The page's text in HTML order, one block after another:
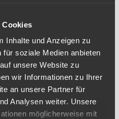
Cookies
Inhalte und Anzeigen zu
soziale Medien anbieten
unsere Website zu
wir Informationen zu Ihrer
an unsere Partner für
Analysen weiter. Unsere
möglicherweise mit
2 Cedis "Wildlife in the